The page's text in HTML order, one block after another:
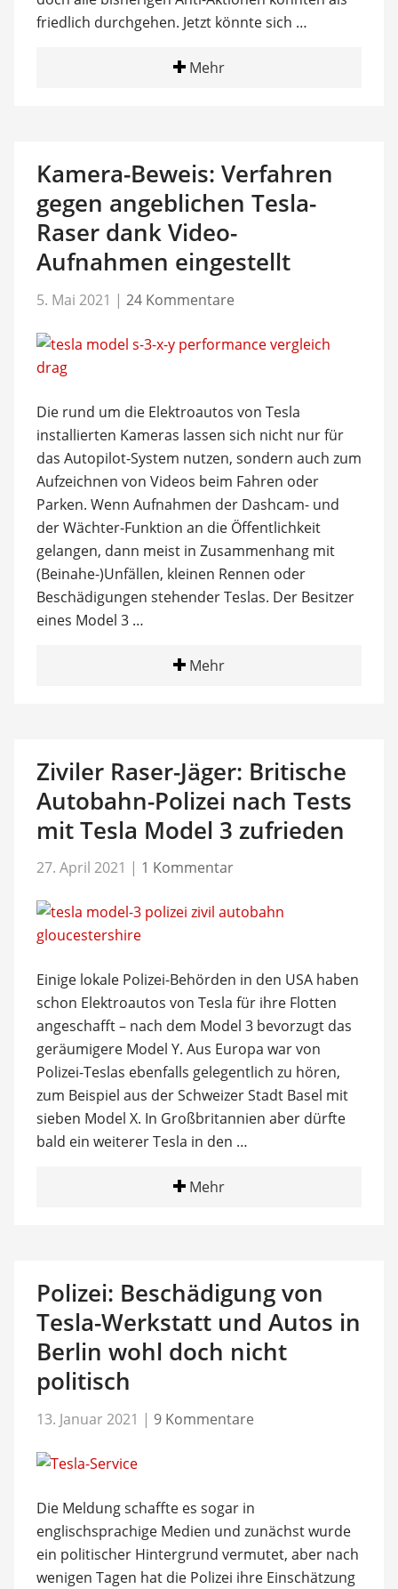
friedlich durchgehen. Jetzt könnte sich …
Mehr
Kamera-Beweis: Verfahren
gegen angeblichen Tesla-
Raser dank Video-
Aufnahmen eingestellt
5. Mai 2021 | 24 Kommentare
Die rund um die Elektroautos von Tesla
installierten Kameras lassen sich nicht nur für
das Autopilot-System nutzen, sondern auch zum
Aufzeichnen von Videos beim Fahren oder
Parken. Wenn Aufnahmen der Dashcam- und
der Wächter-Funktion an die Öffentlichkeit
gelangen, dann meist in Zusammenhang mit
(Beinahe-)Unfällen, kleinen Rennen oder
Beschädigungen stehender Teslas. Der Besitzer
eines Model 3 …
Mehr
Ziviler Raser-Jäger: Britische
Autobahn-Polizei nach Tests
mit Tesla Model 3 zufrieden
27. April 2021 | 1 Kommentar
Einige lokale Polizei-Behörden in den USA haben
schon Elektroautos von Tesla für ihre Flotten
angeschafft – nach dem Model 3 bevorzugt das
geräumigere Model Y. Aus Europa war von
Polizei-Teslas ebenfalls gelegentlich zu hören,
zum Beispiel aus der Schweizer Stadt Basel mit
sieben Model X. In Großbritannien aber dürfte
bald ein weiterer Tesla in den …
Mehr
Polizei: Beschädigung von
Tesla-Werkstatt und Autos in
Berlin wohl doch nicht
politisch
13. Januar 2021 | 9 Kommentare
Die Meldung schaffte es sogar in
englischsprachige Medien und zunächst wurde
ein politischer Hintergrund vermutet, aber nach
wenigen Tagen hat die Polizei ihre Einschätzung